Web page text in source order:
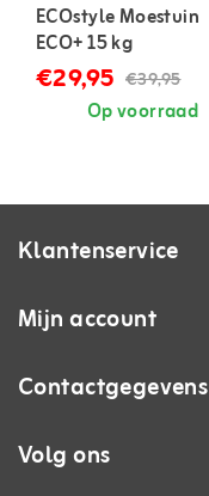
ECOstyle Moestuin
ECO+ 15 kg
€29,95 €39,95
Op voorraad
Klantenservice
Mijn account
Contactgegevens
Volg ons